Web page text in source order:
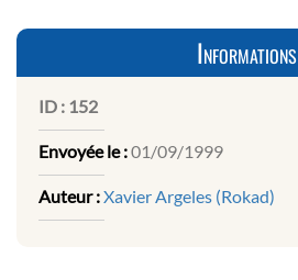
Informations
ID : 152
Envoyée le :01/09/1999
Auteur :Xavier Argeles (Rokad)